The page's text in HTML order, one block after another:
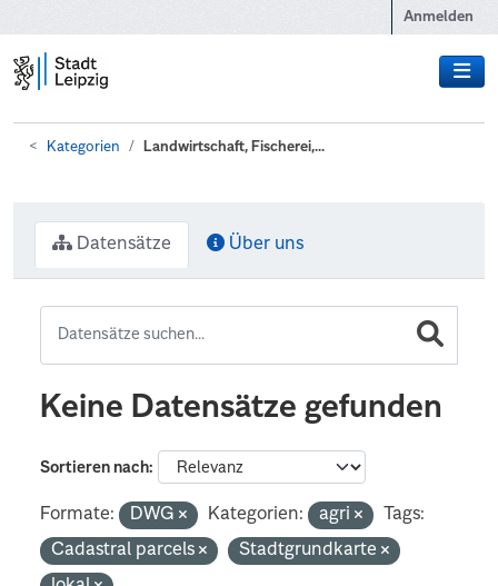
Anmelden
Kategorien Landwirtschaft, Fischerei,...
Datensätze Über uns
Keine Datensätze gefunden
Sortieren nach
Formate: DWG Kategorien: agri
Tags:
Cadastral parcels
Stadtgrundkarte